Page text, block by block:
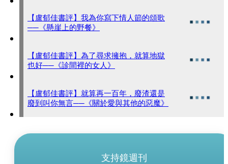
【盧郁佳書評】我為你寫下情人節的頌歌
──《懸崖上的野餐》
【盧郁佳書評】為了尋求擁抱，就算地獄
也好──《診間裡的女人》
【盧郁佳書評】就算再一百年，廢渣還是
廢到叫你無言──《關於愛與其他的惡魔》
支持鏡週刊